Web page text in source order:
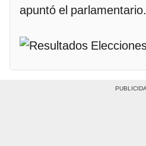
apuntó el parlamentario.